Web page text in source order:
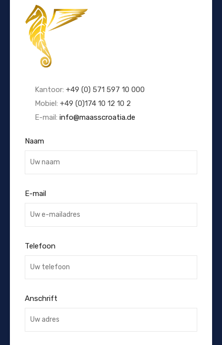
Kantoor: +49 (0) 571 597 10 000
Mobiel: +49 (0)174 10 12 10 2
E-mail: info@maasscroatia.de
Naam
E-mail
Telefoon
Anschrift